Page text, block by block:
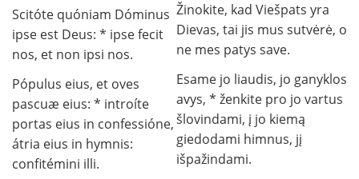
Scitóte quóniam Dóminus
ipse est Deus: * ipse fecit
nos, et non ipsi nos.
Pópulus eius, et oves
pascuæ eius: * introíte
portas eius in confessióne,
átria eius in hymnis:
confitémini illi.
Žinokite, kad Viešpats yra
Dievas, tai jis mus sutvėrė, o
ne mes patys save.
Esame jo liaudis, jo ganyklos
avys, * ženkite pro jo vartus
šlovindami, į jo kiemą
giedodami himnus, jį
išpažindami.